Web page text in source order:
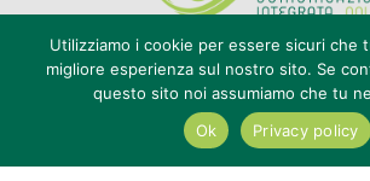
Editore Progetto Touring srl - iscrizione al ROC
02636800803 - Reg. Tribunale Reggio
redazione@touring104.it
@2022 - All Right Reserved. Designed and
Utilizziamo i cookie per essere sicuri che
migliore esperienza sul nostro sito. Se
questo sito noi assumiamo che tu
Ok
Privacy policy